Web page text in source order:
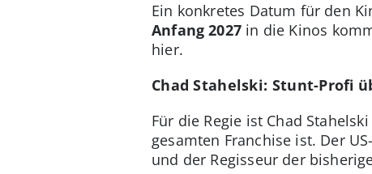
Ein konkretes Datum für den
Anfang 2027 in die Kinos
hier.
Chad Stahelski: Stunt-Profi
Für die Regie ist Chad
gesamten Franchise ist. Der
und der Regisseur der